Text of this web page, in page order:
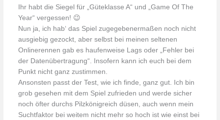
Ihr habt die Siegel für „Güteklasse A“ und „Game Of The
Year“ vergessen! 😉
Nun ja, ich hab‘ das Spiel zugegebenermaßen noch nicht
ausgiebig gezockt, aber selbst bei meinen seltenen
Onlinerennen gab es haufenweise Lags oder „Fehler bei
der Datenübertragung“. Insofern kann ich euch bei dem
Punkt nicht ganz zustimmen.
Ansonsten passt der Test, wie ich finde, ganz gut. Ich bin
grob gesehen mit dem Spiel zufrieden und werde sicher
noch öfter durchs Pilzkönigreich düsen, auch wenn mein
Suchtfaktor bei weitem nicht mehr so hoch ist wie einst bei